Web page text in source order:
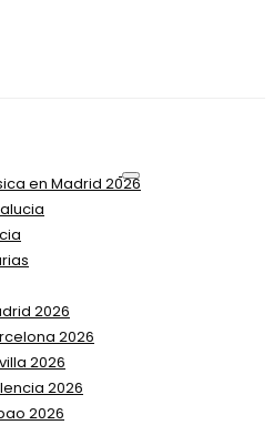
en Madrid 2026
2026
2026
2026
2026
2026